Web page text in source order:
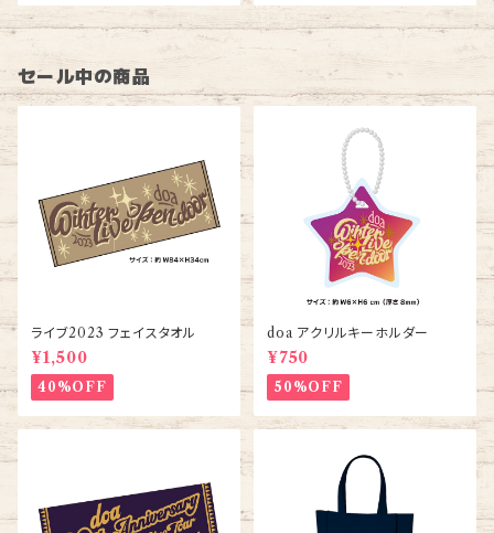
セール中の商品
ライブ2023 フェイスタオル
¥1,500
40%OFF
doa アクリルキーホルダー
¥750
50%OFF